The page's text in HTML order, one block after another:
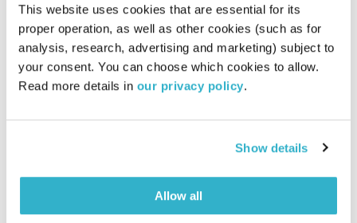
This website uses cookies that are essential for its
proper operation, as well as other cookies (such as for
analysis, research, advertising and marketing) subject to
your consent. You can choose which cookies to allow.
Read more details in our privacy policy.
Show details
Allow all
סימני דרך
יאנו שדה
01.12.14
01:57:00